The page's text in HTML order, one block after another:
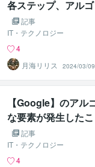
各ステップ、アル
記事
IT・テクノロジー
4
月海リリス
2024/03/09
【Google】のアル
な要素が発生した
記事
IT・テクノロジー
4